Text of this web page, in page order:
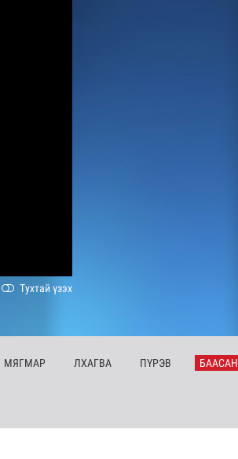
Тухтай үзэх
МЯГМАР ЛХАГВА ПҮРЭВ БААСАН